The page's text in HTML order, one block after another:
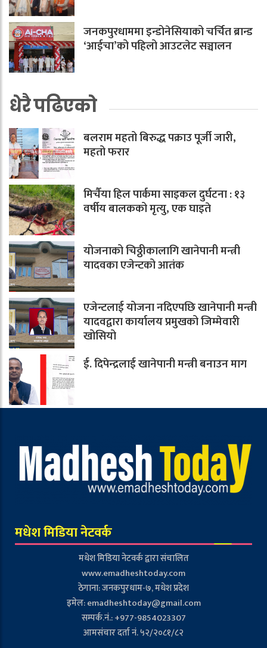
जनकपुरधाममा इन्डोनेसियाको चर्चित ब्रान्ड
‘आईचा’को पहिलो आउटलेट सञ्चालन
धेरै पढिएको
बलराम महतो बिरुद्ध पक्राउ पूर्जी जारी,
महतो फरार
मिर्चैया हिल पार्कमा साइकल दुर्घटना : १३
वर्षीय बालकको मृत्यु, एक घाइते
योजनाको चिठ्ठीकालागि खानेपानी मन्त्री
यादवका एजेन्टको आतंक
एजेन्टलाई योजना नदिएपछि खानेपानी मन्त्री
यादवद्वारा कार्यालय प्रमुखको जिम्मेवारी
खोसियो
ई. दिपेन्द्रलाई खानेपानी मन्त्री बनाउन माग
मधेश मिडिया नेटवर्क
मधेश मिडिया नेटवर्क द्वारा संचालित
www.emadheshtoday.com
ठेगाना: जनकपुरधाम-७, मधेश प्रदेश
इमेल:emadheshtoday@gmail.com
सम्पर्क.नं.: +977-9854023307
आमसंचार दर्ता नं. ५२/२०८१/८२